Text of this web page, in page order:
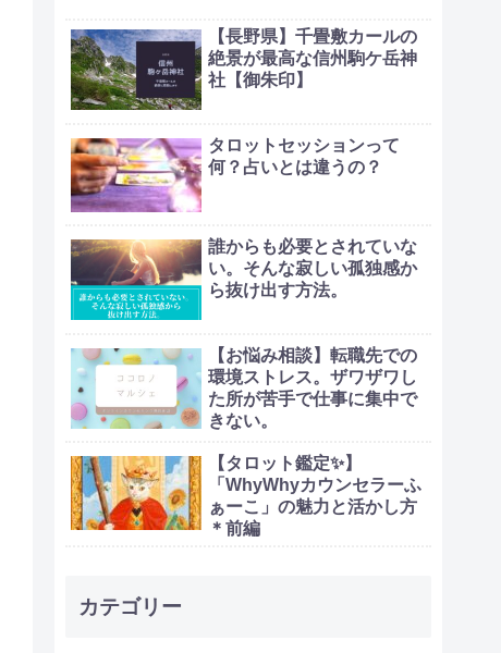
【長野県】千畳敷カールの
絶景が最高な信州駒ケ岳神
社【御朱印】
タロットセッションって
何？占いとは違うの？
誰からも必要とされていな
い。そんな寂しい孤独感か
ら抜け出す方法。
【お悩み相談】転職先での
環境ストレス。ザワザワし
た所が苦手で仕事に集中で
きない。
【タロット鑑定✨】
「WhyWhyカウンセラーふ
ぁーこ」の魅力と活かし方
＊前編
カテゴリー